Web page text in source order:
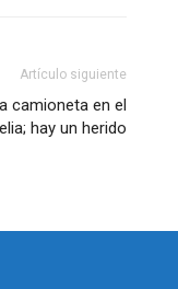
Artículo siguiente
camioneta en el
hay un herido